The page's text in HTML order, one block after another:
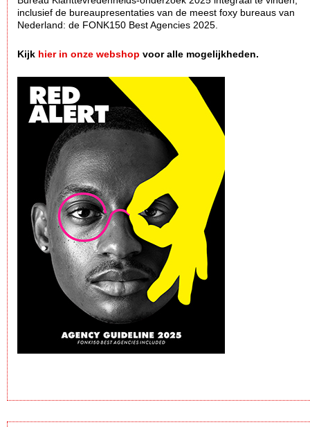
inclusief de bureaupresentaties van de meest foxy bureaus van
Nederland: de FONK150 Best Agencies 2025.
Kijk hier in onze webshop voor alle mogelijkheden.